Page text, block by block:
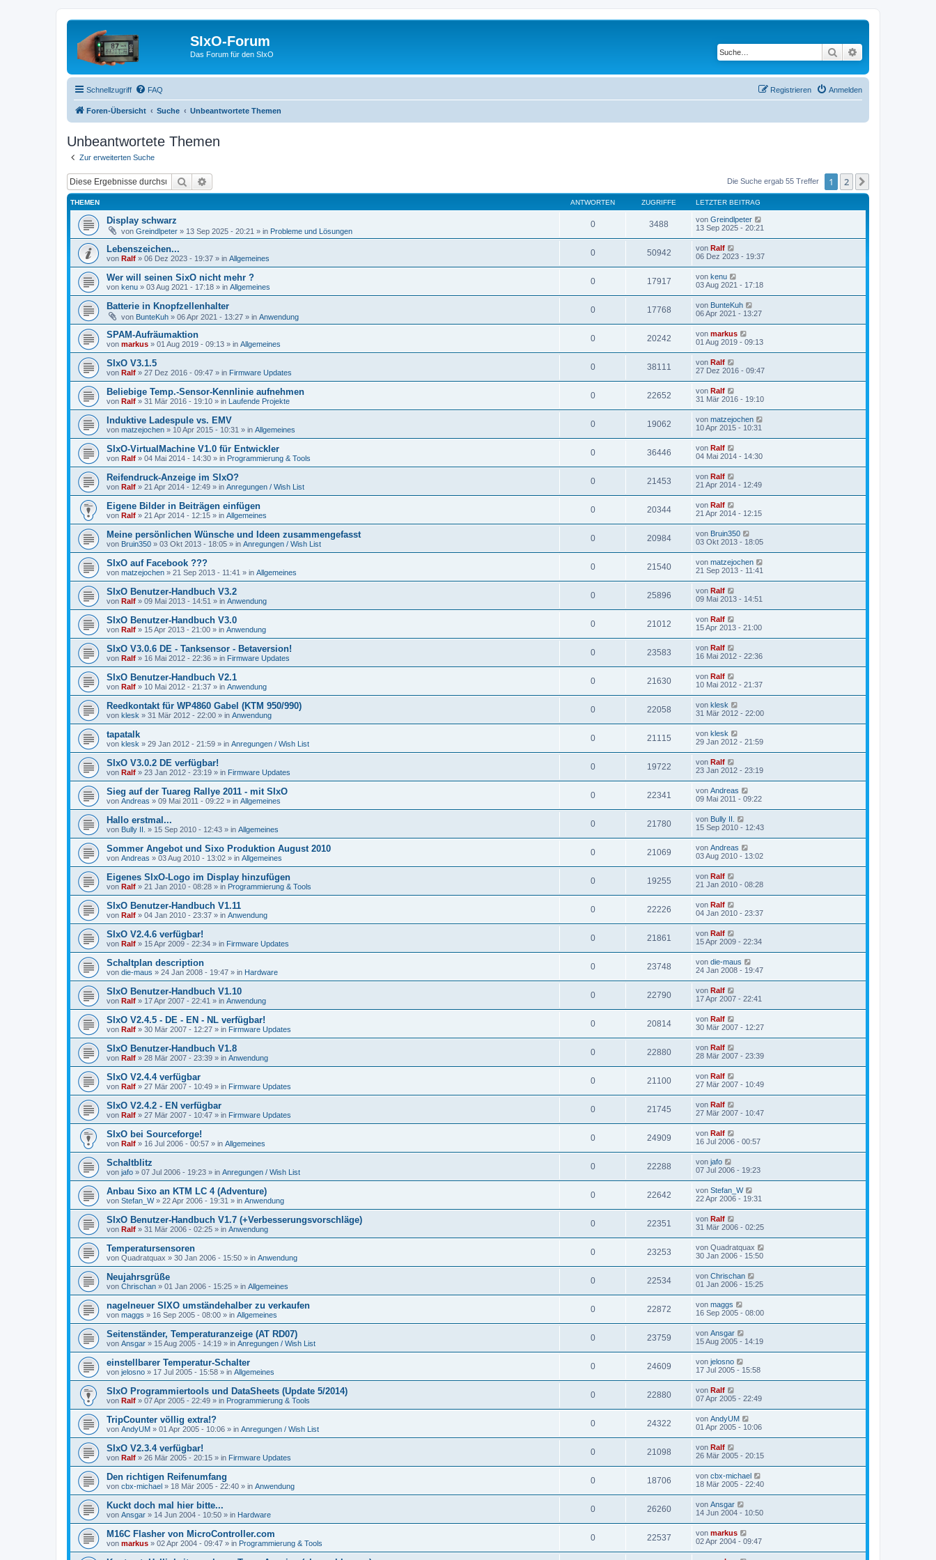
SIxO-Forum
Das Forum für den SIxO Suche
Schnellzugriff FAQ Anmelden
Registrieren
Foren-Übersicht Suche Unbeantwortete Themen
Unbeantwortete Themen
Zur erweiterten Suche
Suche Die Suche ergab 55 Treffer 1 2
THEMEN ANTWORTEN ZUGRIFFE LETZTER BEITRAG
Display schwarz
von Greindlpeter » 13 Sep 2025 - 20:21 » in Probleme und Lösungen
0 3488 von Greindlpeter
13 Sep 2025 - 20:21
Lebenszeichen...
von Ralf » 06 Dez 2023 - 19:37 » in Allgemeines
0 50942 von Ralf
06 Dez 2023 - 19:37
Wer will seinen SixO nicht mehr ?
von kenu » 03 Aug 2021 - 17:18 » in Allgemeines
0 17917 von kenu
03 Aug 2021 - 17:18
Batterie in Knopfzellenhalter
von BunteKuh » 06 Apr 2021 - 13:27 » in Anwendung
0 17768 von BunteKuh
06 Apr 2021 - 13:27
SPAM-Aufräumaktion
von markus » 01 Aug 2019 - 09:13 » in Allgemeines
0 20242 von markus
01 Aug 2019 - 09:13
SIxO V3.1.5
von Ralf » 27 Dez 2016 - 09:47 » in Firmware Updates
0 38111 von Ralf
27 Dez 2016 - 09:47
Beliebige Temp.-Sensor-Kennlinie aufnehmen
von Ralf » 31 Mär 2016 - 19:10 » in Laufende Projekte
0 22652 von Ralf
31 Mär 2016 - 19:10
Induktive Ladespule vs. EMV
von matzejochen » 10 Apr 2015 - 10:31 » in Allgemeines
0 19062 von matzejochen
10 Apr 2015 - 10:31
SIxO-VirtualMachine V1.0 für Entwickler
von Ralf » 04 Mai 2014 - 14:30 » in Programmierung & Tools
0 36446 von Ralf
04 Mai 2014 - 14:30
Reifendruck-Anzeige im SIxO?
von Ralf » 21 Apr 2014 - 12:49 » in Anregungen / Wish List
0 21453 von Ralf
21 Apr 2014 - 12:49
Eigene Bilder in Beiträgen einfügen
von Ralf » 21 Apr 2014 - 12:15 » in Allgemeines
0 20344 von Ralf
21 Apr 2014 - 12:15
Meine persönlichen Wünsche und Ideen zusammengefasst
von Bruin350 » 03 Okt 2013 - 18:05 » in Anregungen / Wish List
0 20984 von Bruin350
03 Okt 2013 - 18:05
SIxO auf Facebook ???
von matzejochen » 21 Sep 2013 - 11:41 » in Allgemeines
0 21540 von matzejochen
21 Sep 2013 - 11:41
SIxO Benutzer-Handbuch V3.2
von Ralf » 09 Mai 2013 - 14:51 » in Anwendung
0 25896 von Ralf
09 Mai 2013 - 14:51
SIxO Benutzer-Handbuch V3.0
von Ralf » 15 Apr 2013 - 21:00 » in Anwendung
0 21012 von Ralf
15 Apr 2013 - 21:00
SIxO V3.0.6 DE - Tanksensor - Betaversion!
von Ralf » 16 Mai 2012 - 22:36 » in Firmware Updates
0 23583 von Ralf
16 Mai 2012 - 22:36
SIxO Benutzer-Handbuch V2.1
von Ralf » 10 Mai 2012 - 21:37 » in Anwendung
0 21630 von Ralf
10 Mai 2012 - 21:37
Reedkontakt für WP4860 Gabel (KTM 950/990)
von klesk » 31 Mär 2012 - 22:00 » in Anwendung
0 22058 von klesk
31 Mär 2012 - 22:00
tapatalk
von klesk » 29 Jan 2012 - 21:59 » in Anregungen / Wish List
0 21115 von klesk
29 Jan 2012 - 21:59
SIxO V3.0.2 DE verfügbar!
von Ralf » 23 Jan 2012 - 23:19 » in Firmware Updates
0 19722 von Ralf
23 Jan 2012 - 23:19
Sieg auf der Tuareg Rallye 2011 - mit SIxO
von Andreas » 09 Mai 2011 - 09:22 » in Allgemeines
0 22341 von Andreas
09 Mai 2011 - 09:22
Hallo erstmal...
von Bully II. » 15 Sep 2010 - 12:43 » in Allgemeines
0 21780 von Bully II.
15 Sep 2010 - 12:43
Sommer Angebot und Sixo Produktion August 2010
von Andreas » 03 Aug 2010 - 13:02 » in Allgemeines
0 21069 von Andreas
03 Aug 2010 - 13:02
Eigenes SIxO-Logo im Display hinzufügen
von Ralf » 21 Jan 2010 - 08:28 » in Programmierung & Tools
0 19255 von Ralf
21 Jan 2010 - 08:28
SIxO Benutzer-Handbuch V1.11
von Ralf » 04 Jan 2010 - 23:37 » in Anwendung
0 22226 von Ralf
04 Jan 2010 - 23:37
SIxO V2.4.6 verfügbar!
von Ralf » 15 Apr 2009 - 22:34 » in Firmware Updates
0 21861 von Ralf
15 Apr 2009 - 22:34
Schaltplan description
von die-maus » 24 Jan 2008 - 19:47 » in Hardware
0 23748 von die-maus
24 Jan 2008 - 19:47
SIxO Benutzer-Handbuch V1.10
von Ralf » 17 Apr 2007 - 22:41 » in Anwendung
0 22790 von Ralf
17 Apr 2007 - 22:41
SIxO V2.4.5 - DE - EN - NL verfügbar!
von Ralf » 30 Mär 2007 - 12:27 » in Firmware Updates
0 20814 von Ralf
30 Mär 2007 - 12:27
SIxO Benutzer-Handbuch V1.8
von Ralf » 28 Mär 2007 - 23:39 » in Anwendung
0 22880 von Ralf
28 Mär 2007 - 23:39
SIxO V2.4.4 verfügbar
von Ralf » 27 Mär 2007 - 10:49 » in Firmware Updates
0 21100 von Ralf
27 Mär 2007 - 10:49
SIxO V2.4.2 - EN verfügbar
von Ralf » 27 Mär 2007 - 10:47 » in Firmware Updates
0 21745 von Ralf
27 Mär 2007 - 10:47
SIxO bei Sourceforge!
von Ralf » 16 Jul 2006 - 00:57 » in Allgemeines
0 24909 von Ralf
16 Jul 2006 - 00:57
Schaltblitz
von jafo » 07 Jul 2006 - 19:23 » in Anregungen / Wish List
0 22288 von jafo
07 Jul 2006 - 19:23
Anbau Sixo an KTM LC 4 (Adventure)
von Stefan_W» 22 Apr 2006 - 19:31 » in Anwendung
0 22642 von Stefan_W
22 Apr 2006 - 19:31
SIxO Benutzer-Handbuch V1.7 (+Verbesserungsvorschläge)
von Ralf » 31 Mär 2006 - 02:25 » in Anwendung
0 22351 von Ralf
31 Mär 2006 - 02:25
Temperatursensoren
von Quadratquax » 30 Jan 2006 - 15:50 » in Anwendung
0 23253 von Quadratquax
30 Jan 2006 - 15:50
Neujahrsgrüße
von Chrischan » 01 Jan 2006 - 15:25 » in Allgemeines
0 22534 von Chrischan
01 Jan 2006 - 15:25
nagelneuer SIXO umständehalber zu verkaufen
von maggs » 16 Sep 2005 - 08:00 » in Allgemeines
0 22872 von maggs
16 Sep 2005 - 08:00
Seitenständer, Temperaturanzeige (AT RD07)
von Ansgar » 15 Aug 2005 - 14:19 » in Anregungen / Wish List
0 23759 von Ansgar
15 Aug 2005 - 14:19
einstellbarer Temperatur-Schalter
von jelosno » 17 Jul 2005 - 15:58 » in Allgemeines
0 24609 von jelosno
17 Jul 2005 - 15:58
SIxO Programmiertools und DataSheets (Update 5/2014)
von Ralf » 07 Apr 2005 - 22:49 » in Programmierung & Tools
0 22880 von Ralf
07 Apr 2005 - 22:49
TripCounter völlig extra!?
von AndyUM » 01 Apr 2005 - 10:06 » in Anregungen / Wish List
0 24322 von AndyUM
01 Apr 2005 - 10:06
SIxO V2.3.4 verfügbar!
von Ralf » 26 Mär 2005 - 20:15 » in Firmware Updates
0 21098 von Ralf
26 Mär 2005 - 20:15
Den richtigen Reifenumfang
von cbx-michael » 18 Mär 2005 - 22:40 » in Anwendung
0 18706 von cbx-michael
18 Mär 2005 - 22:40
Kuckt doch mal hier bitte...
von Ansgar » 14 Jun 2004 - 10:50 » in Hardware
0 26260 von Ansgar
14 Jun 2004 - 10:50
M16C Flasher von MicroController.com
von markus » 02 Apr 2004 - 09:47 » in Programmierung & Tools
0 22537 von markus
02 Apr 2004 - 09:47